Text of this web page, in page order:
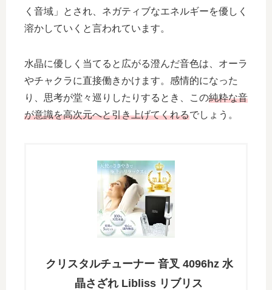
く音域」とされ、ネガティブなエネルギーを優しく
溶かしていくと言われています。
水晶に優しく当てると広がる澄んだ音色は、オーラ
やチャクラに直接働きかけます。感情的になった
り、思考が堂々巡りしたりするとき、この純粋な音
が意識を高次元へと引き上げてくれるでしょう。
クリスタルチューナー 音叉 4096hz 水
晶さざれ Libliss リブリス